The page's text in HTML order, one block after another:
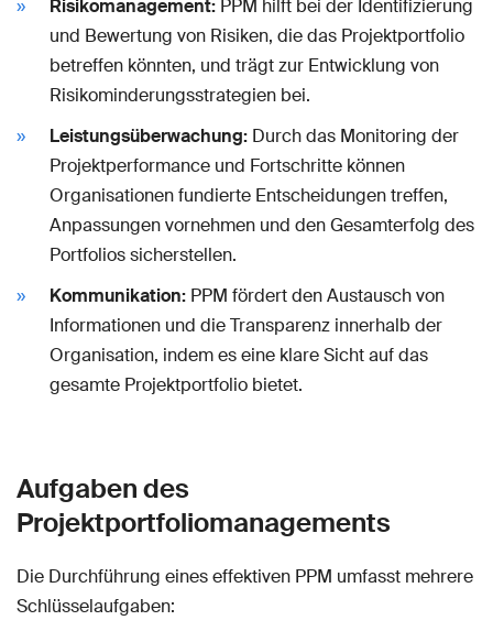
Risikomanagement: PPM hilft bei der Identifizierung
und Bewertung von Risiken, die das Projektportfolio
betreffen könnten, und trägt zur Entwicklung von
Risikominderungsstrategien bei.
Leistungsüberwachung: Durch das Monitoring der
Projektperformance und Fortschritte können
Organisationen fundierte Entscheidungen treffen,
Anpassungen vornehmen und den Gesamterfolg des
Portfolios sicherstellen.
Kommunikation: PPM fördert den Austausch von
Informationen und die Transparenz innerhalb der
Organisation, indem es eine klare Sicht auf das
gesamte Projektportfolio bietet.
Aufgaben des
Projektportfoliomanagements
Die Durchführung eines effektiven PPM umfasst mehrere
Schlüsselaufgaben: